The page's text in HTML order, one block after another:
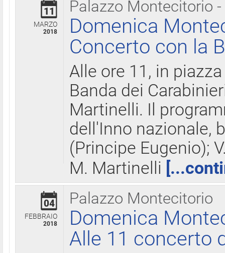
Palazzo Montecitorio
11
MARZO
2018
Domenica
Concerto con la
Alle ore 11, in
Banda dei
Martinelli. Il
dell'Inno nazionale,
(Principe Eugenio);
M. Martinelli
Palazzo Montecitorio
04
FEBBRAIO
2018
Domenica
Alle 11 concerto